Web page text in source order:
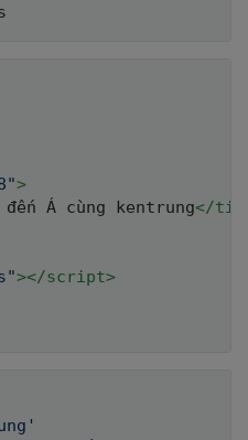
">
đến Á cùng kentrung</
"></script>